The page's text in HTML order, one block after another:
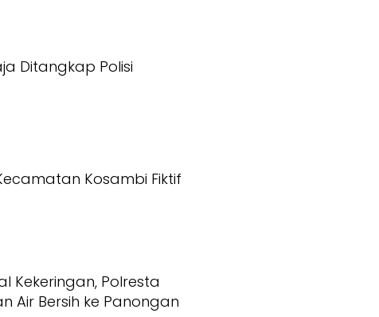
Ditangkap Polisi
Kosambi Fiktif
Kekeringan, Polresta
Air Bersih ke Panongan